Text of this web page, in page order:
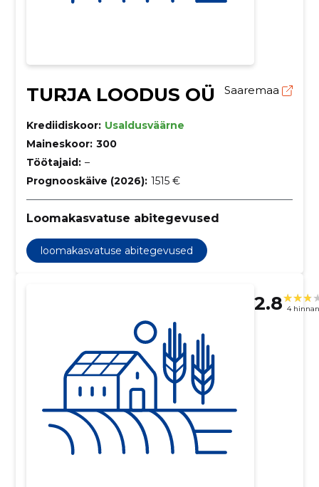
TURJA LOODUS OÜ Saaremaa
Krediidiskoor: Usaldusväärne
Maineskoor: 300
Töötajaid: –
Prognooskäive (2026): 1515 €
Loomakasvatuse abitegevused
loomakasvatuse abitegevused
2.8 4